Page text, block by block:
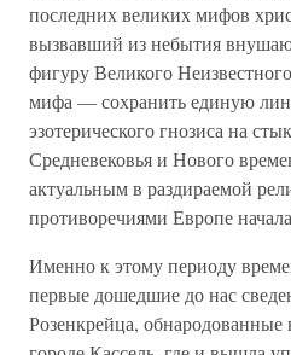
последних великих мифов
вызвавший из небытия
фигуру Великого
мифа — сохранить единую
эзотерического гнозиса на
Средневековья и Нового
актуальным в раздираемой
противоречиями Европе
Именно к этому периоду
первые дошедшие до нас
Розенкрейца,